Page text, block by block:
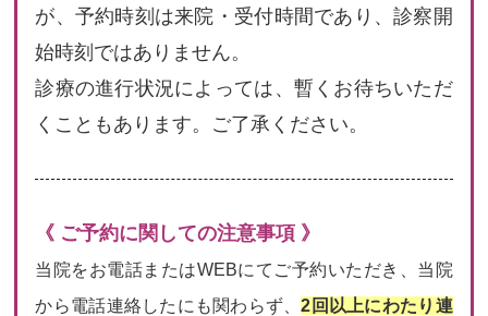
が、予約時刻は来院・受付時間であり、診察開
始時刻ではありません。
診療の進行状況によっては、暫くお待ちいただ
くこともあります。ご了承ください。
《 ご予約に関しての注意事項 》
当院をお電話またはWEBにてご予約いただき、当院
から電話連絡したにも関わらず、2回以上にわたり連